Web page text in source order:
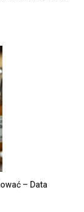
– Data